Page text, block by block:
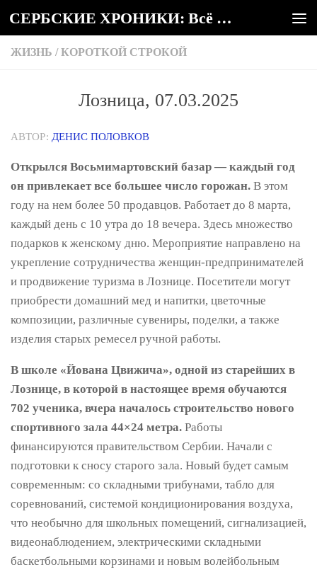
Под записью СЕРБСКИЕ ХРОНИКИ: Всё о Сербии
ЖИЗНЬ / КОРОТКОЙ СТРОКОЙ
Лозница, 07.03.2025
АВТОР: ДЕНИС ПОЛОВКОВ
Открылся Восьмимартовский базар — каждый год
он привлекает все большее число горожан. В этом
году на нем более 50 продавцов. Работает до 8 марта,
каждый день с 10 утра до 18 вечера. Здесь множество
подарков к женскому дню. Мероприятие направлено на
укрепление сотрудничества женщин-предпринимателей
и продвижение туризма в Лознице. Посетители могут
приобрести домашний мед и напитки, цветочные
композиции, различные сувениры, поделки, а также
изделия старых ремесел ручной работы.
В школе «Йована Цвижича», одной из старейших в
Лознице, в которой в настоящее время обучаются
702 ученика, вчера началось строительство нового
спортивного зала 44×24 метра. Работы
финансируются правительством Сербии. Начали с
подготовки к сносу старого зала. Новый будет самым
современным: со складными трибунами, табло для
соревнований, системой кондиционирования воздуха,
что необычно для школьных помещений, сигнализацией,
видеонаблюдением, электрическими складными
баскетбольными корзинами и новым волейбольным